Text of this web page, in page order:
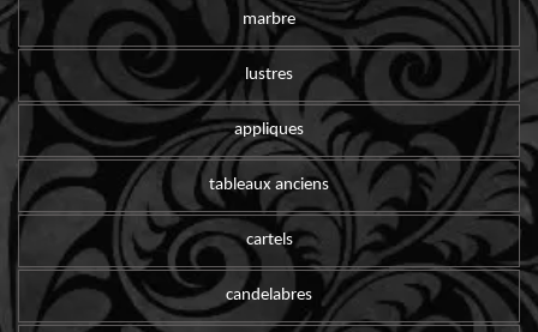
marbre
lustres
appliques
tableaux anciens
cartels
candelabres